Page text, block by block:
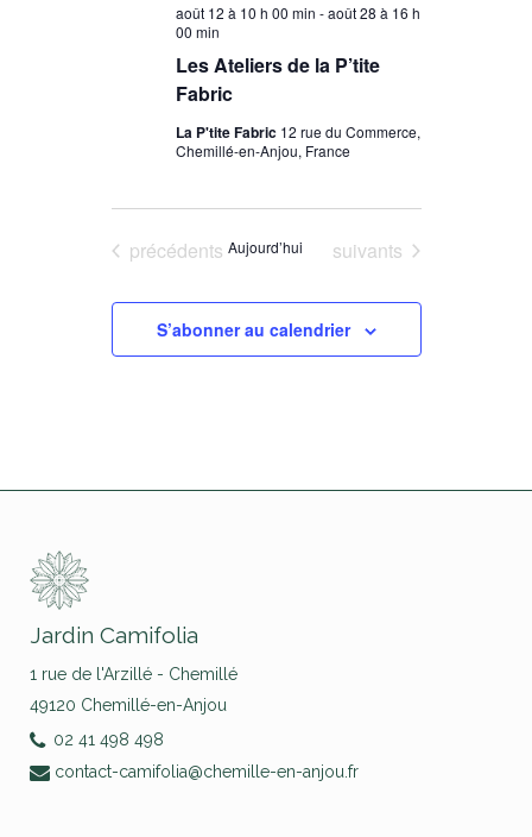
Les Ateliers de la P’tite
Fabric
août 12 à 10 h 00 min -août 28 à 16 h
00 min
La P'tite Fabric 12 rue du Commerce,
Chemillé-en-Anjou, France
Évènements
précédents Aujourd’hui Évènements
suivants
S’abonner au calendrier
Jardin Camifolia
1 rue de l'Arzillé - Chemillé
49120 Chemillé-en-Anjou
02 41 498 498
contact-camifolia@chemille-en-anjou.fr